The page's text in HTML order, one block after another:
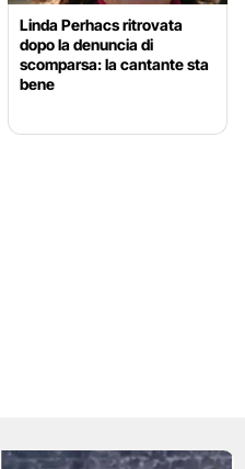
Linda Perhacs ritrovata
dopo la denuncia di
scomparsa: la cantante sta
bene